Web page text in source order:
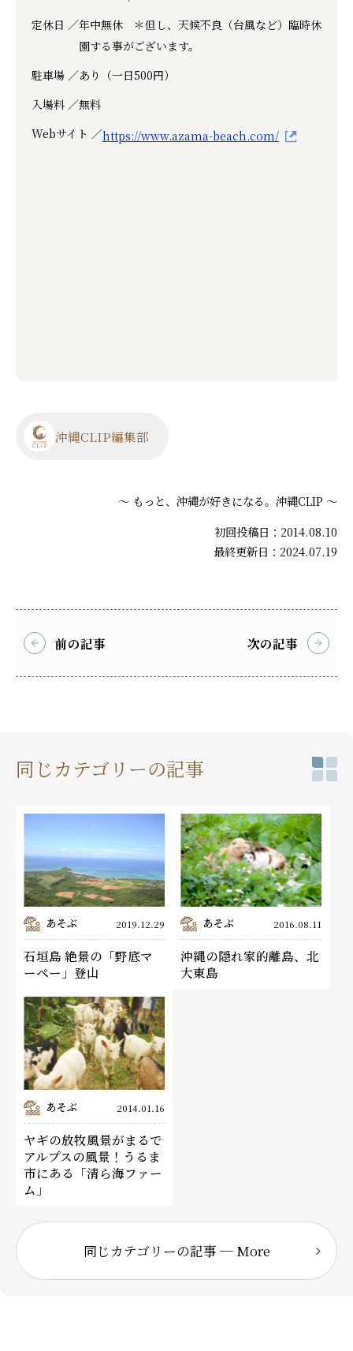
定休日 ／年中無休 ＊但し、天候不良（台風など）臨時休
園する事がございます。
駐車場 ／あり（一日500円）
入場料 ／無料
Webサイト ／https://www.azama-beach.com/
沖縄CLIP編集部
～ もっと、沖縄が好きになる。沖縄CLIP ～
初回投稿日：2014.08.10
最終更新日：2024.07.19
前の記事 次の記事
同じカテゴリーの記事
あそぶ 2019.12.29
石垣島 絶景の「野底マ
ーペー」登山
あそぶ 2016.08.11
沖縄の隠れ家的離島、北
大東島
あそぶ 2014.01.16
ヤギの放牧風景がまるで
アルプスの風景！うるま
市にある「清ら海ファー
ム」
同じカテゴリーの記事 ─ More